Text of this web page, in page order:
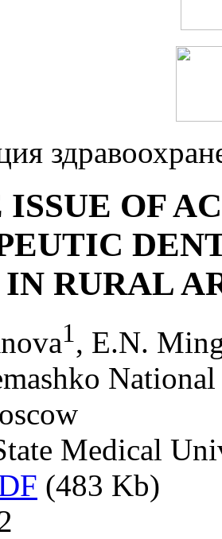
ISSUE OF
RURAL
1, E.N.
Medical
(483 Kb)